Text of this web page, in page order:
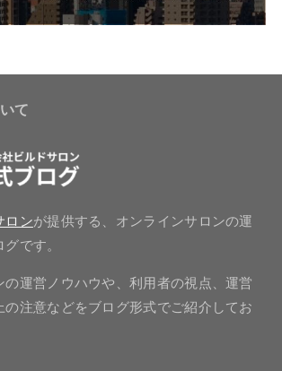
て
ロンが提供する、オンラインサロンの運
です。
の運営ノウハウや、利用者の視点、運営
の注意などをブログ形式でご紹介してお